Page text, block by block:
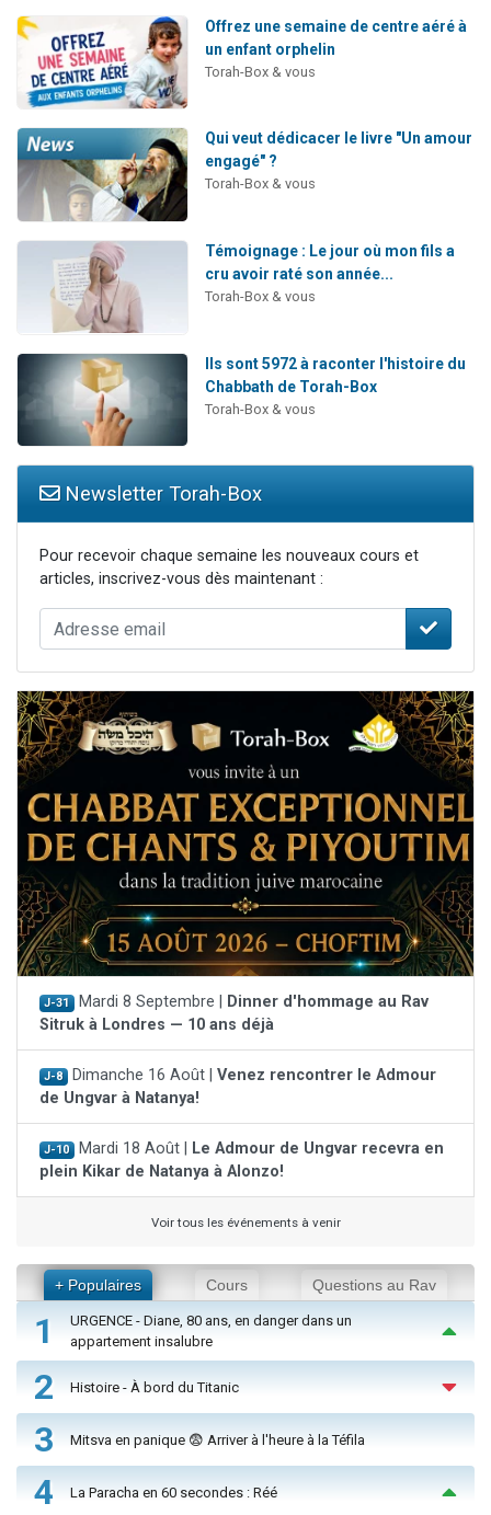
Offrez une semaine de centre aéré à
un enfant orphelin
Torah-Box & vous
Qui veut dédicacer le livre "Un amour
engagé" ?
Torah-Box & vous
Témoignage : Le jour où mon fils a
cru avoir raté son année...
Torah-Box & vous
Ils sont 5972 à raconter l'histoire du
Chabbath de Torah-Box
Torah-Box & vous
Newsletter Torah-Box
Pour recevoir chaque semaine les nouveaux cours et
articles, inscrivez-vous dès maintenant :
J-31 Mardi 8 Septembre |
Dinner d'hommage au Rav
Sitruk à Londres — 10 ans déjà
J-8 Dimanche 16 Août | Venez rencontrer le Admour
de Ungvar à Natanya!
J-10 Mardi 18 Août |
Le Admour de Ungvar recevra en
plein Kikar de Natanya à Alonzo!
Voir tous les événements à venir
+ Populaires Cours Questions au Rav
1
URGENCE - Diane, 80 ans, en danger dans un
appartement insalubre
2 Histoire - À bord du Titanic
3 Mitsva en panique 😨 Arriver à l'heure à la Téfila
4 La Paracha en 60 secondes : Réé